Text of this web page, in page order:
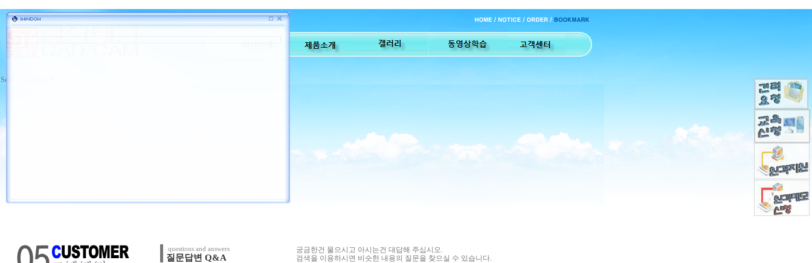
Select Language
questions and answers
질문답변 Q&A
궁금한건 물으시고 아시는건 대답해 주십시오.
검색을 이용하시면 비슷한 내용의 질문을 찾으실 수 있습니다.